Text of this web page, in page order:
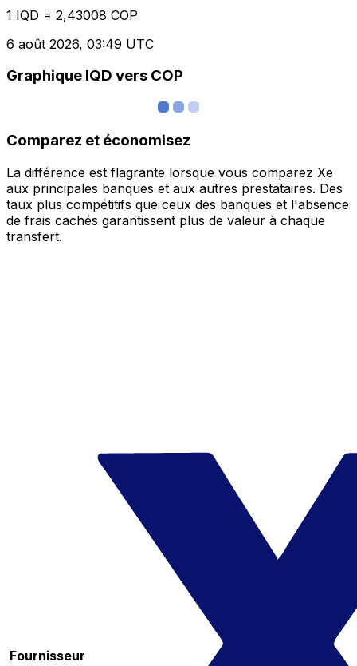
1 IQD = 2,43008 COP
6 août 2026, 03:49 UTC
Graphique IQD vers COP
Comparez et économisez
La différence est flagrante lorsque vous comparez Xe
aux principales banques et aux autres prestataires. Des
taux plus compétitifs que ceux des banques et l'absence
de frais cachés garantissent plus de valeur à chaque
transfert.
Fournisseur